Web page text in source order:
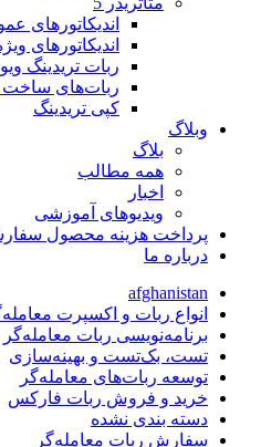
اندیکاتورهای
اندیکاتورهای
ربات تریدینگ ویو
ربات‌های ساخت
کپی تریدینگ
وبلاگ
بلاگ
همه مطالب
اخبار
ویدیوهای آموزشی
پرداخت هزینه محصول
درباره ما
afghanistan
انواع ربات و اکسپرت
برنامه‌نویسی ربات معامله‌گر
تست، بک‌تست و بهینه‌سازی
توسعه ربات‌های معامله‌گر
خرید و فروش ربات فارکس
دسته بندی نشده
سفارش ربات معامله‌گر